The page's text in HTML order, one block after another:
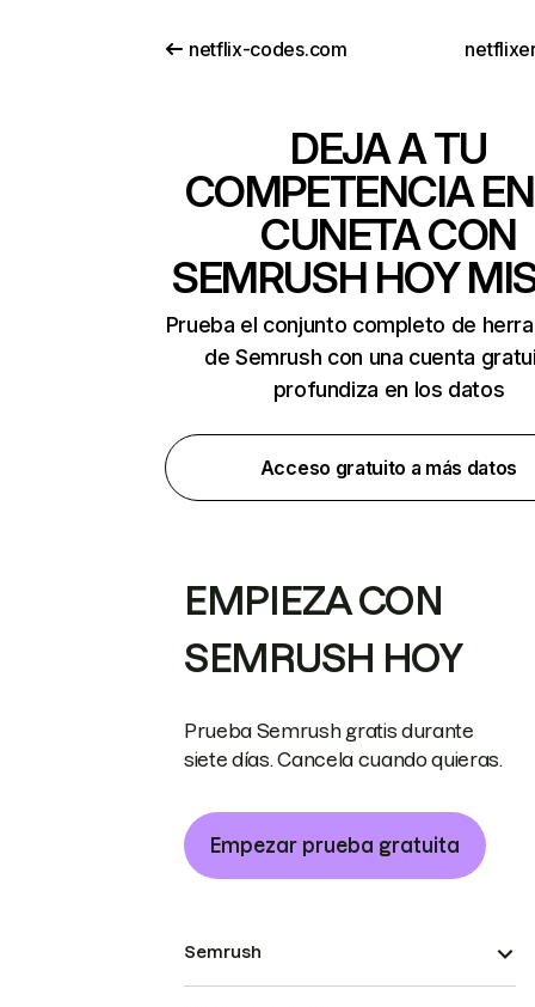
netflix-codes.com
DEJA A TU
COMPETENCIA
CUNETA CON
SEMRUSH HOY
Prueba el conjunto completo de
de Semrush con una cuenta
profundiza en los datos
Acceso gratuito a más datos
EMPIEZA CON
SEMRUSH HOY
Prueba Semrush gratis durante
siete días. Cancela cuando quieras.
Empezar prueba gratuita
Semrush